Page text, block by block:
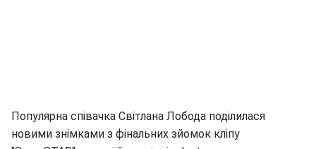
Популярна співачка Світлана Лобода поділилася
новими знімками з фінальних зйомок кліпу